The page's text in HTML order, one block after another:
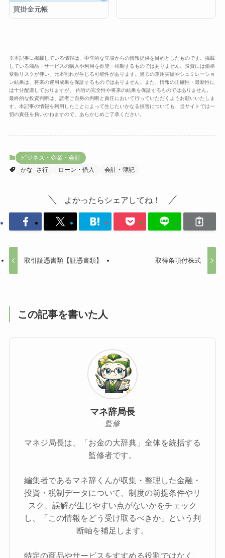
買掛金元帳
※本記事に掲載している情報は、中立的な立場からの情報提供を目的としたものです。掲載
している商品・サービスの購入や利用を推奨・強制するものではありません。投資には価格
変動リスクが伴い、元本割れが生じる可能性があります。過去の運用実績やシュミレーショ
ン結果は、将来の運用成果を保証するものではありません。また、情報の正確性・最新性に
は十分配慮しておりますが、 内容の完全性や将来の結果を保証するものではありません。
最終的な投資判断は、読者ご自身の判断と責任において行っていただくようお願いいたしま
す。本記事の情報を利用したことによって生じたいかなる損害についても、当サイトでは一
切の責任を負いかねますので、あらかじめご了承ください。
ビジネス・企業・会計
かな_さ行
ローン・借入 会計・簿記
よかったらシェアしてね！
取引証憑書類【証憑書類】 取得条項付株式
この記事を書いた人
マネ辞局長
監修
マネジ局長は、「お金の大辞典」全体を統括する
監修者です。
編集者であるマネ辞くんが収集・整理した金融・
投資・税制データについて、制度の前提条件やリ
スク、誤解が生じやすい点がないかをチェック
し、「この情報をどう受け取るべきか」という判
断軸を補足します。
特定の商品やサービスをすすめる役割ではなく、